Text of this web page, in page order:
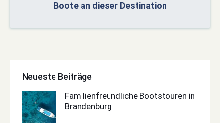
Boote an dieser Destination
Neueste Beiträge
Familienfreundliche Bootstouren in
Brandenburg